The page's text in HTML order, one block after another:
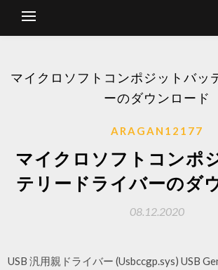
マイクロソフトコンポジットバッ
ーのダウンロード
ARAGAN12177
マイクロソフトコンポ
テリードライバーのダ
08.12.2020
USB 汎用親ドライバー (Usbccgp.sys) USB